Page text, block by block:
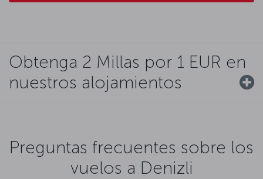
Obtenga 2 Millas por 1 EUR en
nuestros alojamientos
Preguntas frecuentes sobre los
vuelos a Denizli